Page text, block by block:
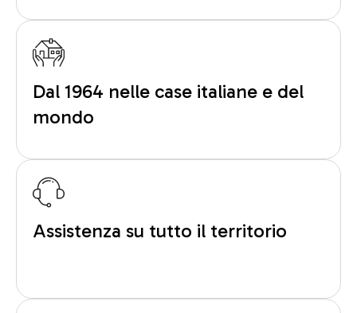
Dal 1964 nelle case italiane e del
mondo
Assistenza su tutto il territorio